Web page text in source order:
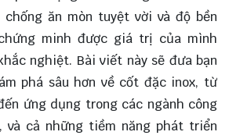
ăn mòn tuyệt vời và độ bền
minh được giá trị của mình
nghiệt. Bài viết này sẽ đưa bạn
phá sâu hơn về cốt đặc inox, từ
ứng dụng trong các ngành công
và cả những tiềm năng phát triển